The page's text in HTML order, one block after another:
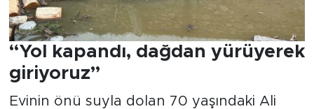
“Yol kapandı, dağdan yürüyerek
giriyoruz”
Evinin önü suyla dolan 70 yaşındaki Ali